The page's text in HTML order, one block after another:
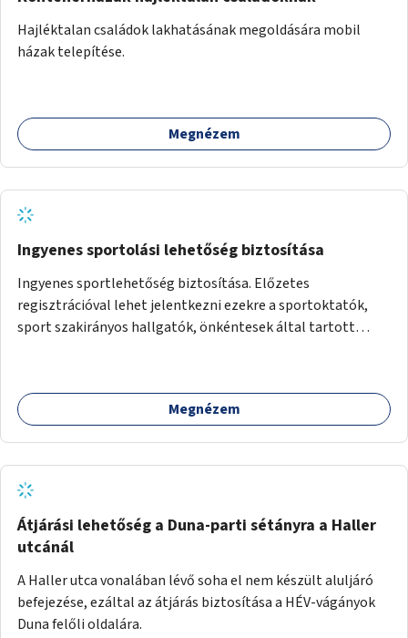
Hajléktalan családok lakhatásának megoldására mobil
házak telepítése.
Megnézem
Ingyenes sportolási lehetőség biztosítása
Ingyenes sportlehetőség biztosítása. Előzetes
regisztrációval lehet jelentkezni ezekre a sportoktatók,
sport szakirányos hallgatók, önkéntesek által tartott
Megnézem
Átjárási lehetőség a Duna-parti sétányra a Haller
utcánál
A Haller utca vonalában lévő soha el nem készült aluljáró
befejezése, ezáltal az átjárás biztosítása a HÉV-vágányok
Duna felőli oldalára.